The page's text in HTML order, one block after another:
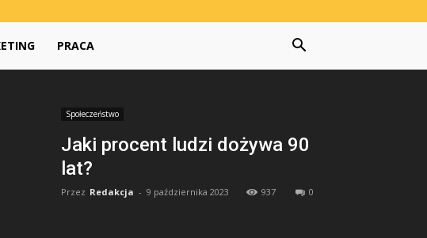
PRACA
Społeczeństwo
Jaki procent ludzi dożywa 90
lat?
Przez Redakcja - 9 października 2023 937 0